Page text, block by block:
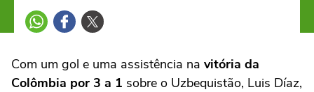
Com um gol e uma assistência na vitória da
Colômbia por 3 a 1 sobre o Uzbequistão, Luis Díaz,